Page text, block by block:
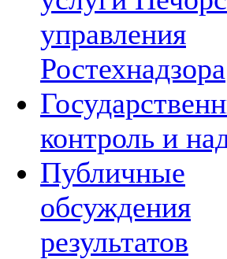
управления
Ростехнадзора
контроль и
Публичные
обсуждения
результатов